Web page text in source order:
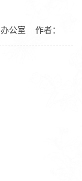
办公室 作者：